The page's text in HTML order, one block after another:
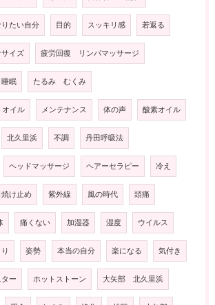
りたい自分 目的 スッキリ感 若返る
サイズ 疲労回復 リンパマッサージ
睡眠 たるみ むくみ
オイル メンテナンス 体の声 酸素オイル
北久里浜 不調 丹田呼吸法
ヘッドマッサージ ヘアーセラピー 冷え
け止め 紫外線 風の時代 頭痛
痛くない 加湿器 湿度 ウイルス
姿勢 本当の自分 楽になる 気付き
ー ホットストーン 大矢部 北久里浜